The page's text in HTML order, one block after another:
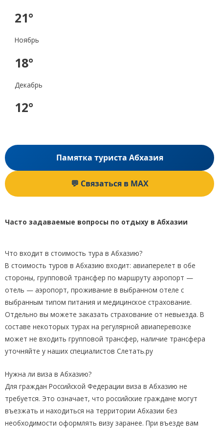
21°
Ноябрь
18°
Декабрь
12°
Памятка туриста Абхазия
💬 Связаться в MAX
Часто задаваемые вопросы по отдыху в Абхазии
Что входит в стоимость тура в Абхазию?
В стоимость туров в Абхазию входит: авиаперелет в обе
стороны, групповой трансфер по маршруту аэропорт —
отель — аэропорт, проживание в выбранном отеле с
выбранным типом питания и медицинское страхование.
Отдельно вы можете заказать страхование от невыезда. В
составе некоторых турах на регулярной авиаперевозке
может не входить групповой трансфер, наличие трансфера
уточняйте у наших специалистов Слетать.ру
Нужна ли виза в Абхазию?
Для граждан Российской Федерации виза в Абхазию не
требуется. Это означает, что российские граждане могут
въезжать и находиться на территории Абхазии без
необходимости оформлять визу заранее. При въезде вам